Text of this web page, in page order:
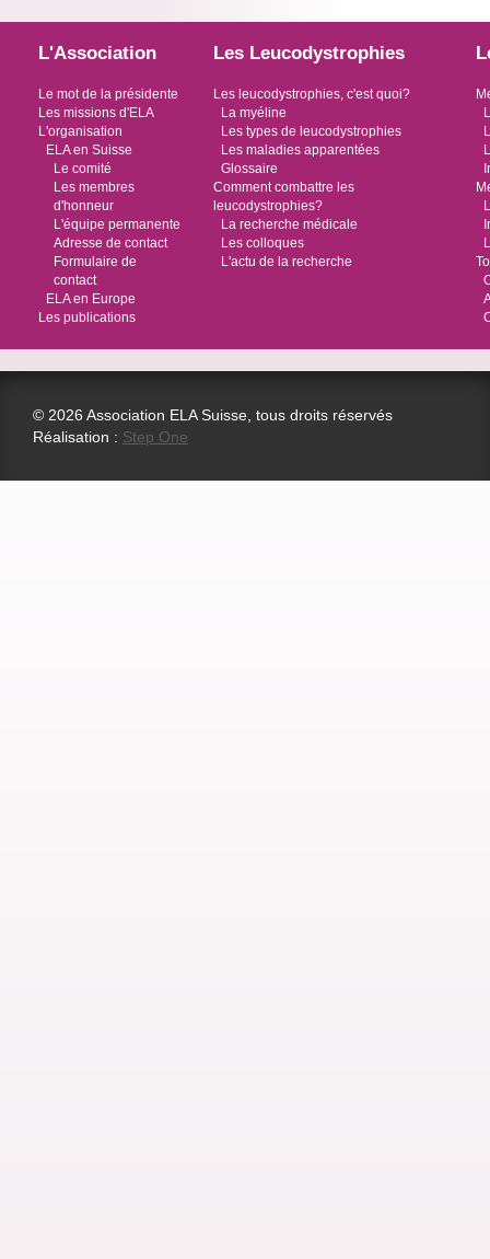
L'Association
Le mot de la présidente
Les missions d'ELA
L'organisation
ELA en Suisse
Le comité
Les membres
d'honneur
L'équipe permanente
Adresse de contact
Formulaire de
contact
ELA en Europe
Les publications
Les Leucodystrophies
Les leucodystrophies, c'est quoi?
La myéline
Les types de leucodystrophies
Les maladies apparentées
Glossaire
Comment combattre les
leucodystrophies?
La recherche médicale
Les colloques
L'actu de la recherche
© 2026 Association ELA Suisse, tous droits réservés
Réalisation : Step One